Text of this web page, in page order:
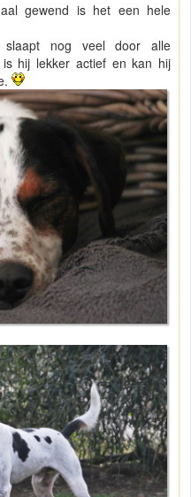
gewend is het een hele
nog veel door alle
hij lekker actief en kan hij